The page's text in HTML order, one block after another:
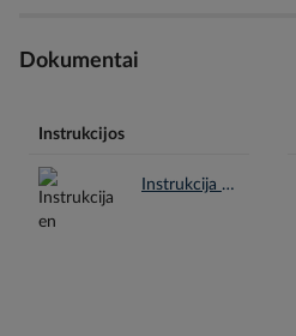
Dokumentai
Instrukcijos
Instrukcija en.pdf